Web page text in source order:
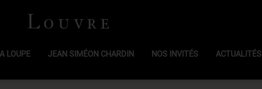
LOUPE JEAN SIMÉON CHARDIN NOS INVITÉS ACTUALITÉS